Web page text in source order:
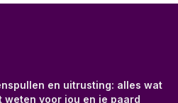
en uitrusting: alles wat
weten voor jou en je paard